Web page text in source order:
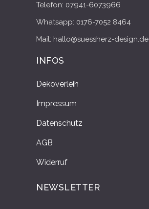
Telefon: 07941-6073966
Whatsapp: 0176-7052 8464
Mail: hallo@suessherz-design.de
INFOS
Dekoverleih
Impressum
Datenschutz
AGB
Widerruf
NEWSLETTER